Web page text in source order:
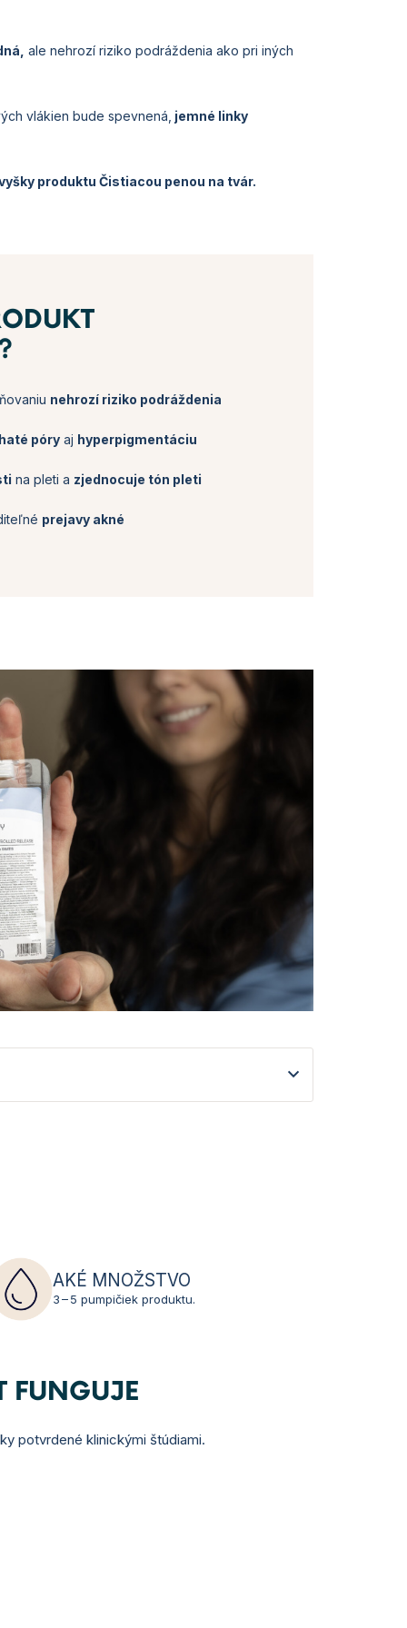
ale nehrozí riziko podráždenia ako pri iných
vlákien bude spevnená, jemné linky
produktu Čistiacou penou na tvár.
nehrozí riziko podráždenia
póry aj hyperpigmentáciu
na pleti a zjednocuje tón pleti
prejavy akné
AKÉ MNOŽSTVO
3 – 5 pumpičiek produktu.
FUNGUJE
potvrdené klinickými štúdiami.